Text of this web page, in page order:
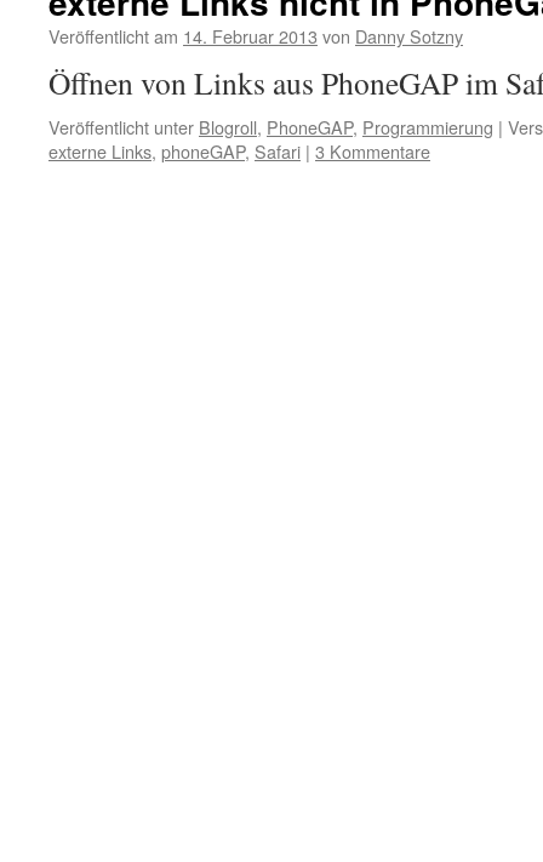
Veröffentlicht am 14. Februar 2013 von Danny Sotzny
Öffnen von Links aus PhoneGAP im
Veröffentlicht unter Blogroll, PhoneGAP, Programmierung |
externe Links, phoneGAP, Safari | 3 Kommentare